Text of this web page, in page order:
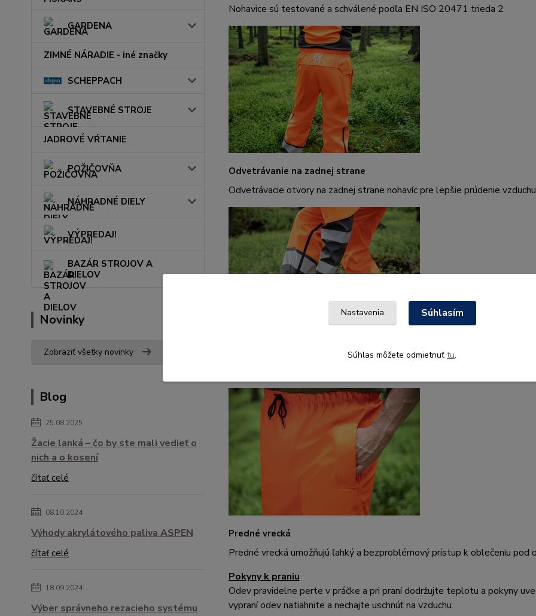
GARDENA
ZIMNÉ NÁRADIE - iné značky
SCHEPPACH
STAVEBNÉ STROJE
JADROVÉ VŔTANIE
POŽIČOVŇA
NÁHRADNÉ DIELY
VÝPREDAJ!
BAZÁR STROJOV A
DIELOV
Novinky
Zobraziť všetky novinky
Blog
25.08.2025
Žacie lanká – čo by ste mali vedieť o
nich a o kosení
čítať celé
08.10.2024
Výhody akrylátového paliva ASPEN
čítať celé
18.09.2024
Výber správneho rezacieho systému
Nohavice sú testované a schválené podľa EN ISO 20471 trieda 2
Odvetrávanie na zadnej strane
Odvetrávacie otvory na zadnej strane nohavíc pre lepšie prúdenie
Predné vrecká
Predné vrecká umožňujú ľahký a bezproblémový prístup k oblečeniu pod
Pokyny k praniu
Odev pravidelne perte v práčke a pri praní dodržujte teplotu a pokyny
vypraní odev natiahnite a nechajte uschnúť na vzduchu.
Nastavenia Súhlasím
Súhlas môžete odmietnuť tu.